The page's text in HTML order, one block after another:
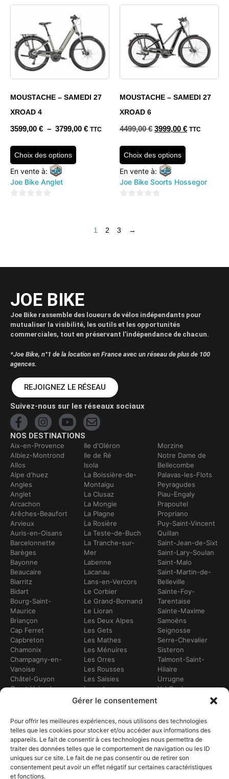
Gérer le consentement
Pour offrir les meilleures expériences, nous utilisons des technologies
telles que les cookies pour stocker et/ou accéder aux informations des
appareils. Le fait de consentir à ces technologies nous permettra de
traiter des données telles que le comportement de navigation ou les ID
uniques sur ce site. Le fait de ne pas consentir ou de retirer son
consentement peut avoir un effet négatif sur certaines caractéristiques
et fonctions.
MOUSTACHE – SAMEDI 27
XROAD 4
3599,00 € – 3799,00 € TTC
Choix des options
En vente à:
Joe Bike Anglet
MOUSTACHE – SAMEDI 27
XROAD 6
4499,00€ 3999,00 € TTC
Choix des options
En vente à:
Joe Bike Soorts Hossegor
5
1 2 3 →
JOE BIKE
Joe Bike rassemble des loueurs de vélos indépendants pour
mutualiser la visibilité, les outils et les opportunités
commerciales, tout en préservant l’indépendance de chacun.
*Joe Bike, n°1 de la location en France avec un réseau de plus de 100
agences.
REJOIGNEZ LE RÉSEAU
Suivez-nous sur les réseaux sociaux
NOS DESTINATIONS
Aix-en-Provence
Albiez-Montrond
Allos
Alpe d'huez
Angles
Anglet
Arcachon
Arêches-Beaufort
Arvieux
Auris-en-Oisans
Barcelonnette
Barèges
Bayonne
Beaucaire
Biarritz
Bidart
Bourg-Saint-
Maurice
Briançon
Cap Ferret
Capbreton
Chamonix
Champagny-en-
Vanoise
Châtel-Guyon
Crest-Voland
Embrun
Flumet
Frontignan
Gourette
Gruissan
Hendaye
Hossegor
Ile d'Oléron
Ile de Ré
Isola
La Boissière-de-
Montaigu
La Clusaz
La Mongie
La Plagne
La Rosière
La Teste-de-Buch
La Tranche-sur-
Mer
Labenne
Lacanau
Lans-en-Vercors
Le Corbier
Le Grand-Bornand
Le Lioran
Les Deux Alpes
Les Gets
Les Mathes
Les Ménuires
Les Orres
Les Rousses
Les Saisies
Leucate
Lézignan-
Loudenvielle
Luchon
Luz-Saint-Sauveur
Marennes
Marseille
Méribel
Morzine
Notre Dame de
Bellecombe
Palavas-les-Flots
Peyragudes
Piau-Engaly
Prapoutel
Propriano
Puy-Saint-Vincent
Quillan
Saint-Jean-de-Sixt
Saint-Lary-Soulan
Saint-Malo
Saint-Martin-de-
Belleville
Sainte-Foy-
Tarentaise
Sainte-Maxime
Samoëns
Seignosse
Serre-Chevalier
Sisteron
Talmont-Saint-
Hilaire
Urrugne
Val Cenis
Valberg
Vars
Vendays-
Montalivet
Villard-de-Lans
Villarodin-Bourget